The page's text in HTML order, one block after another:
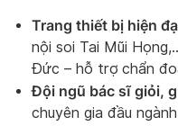
Trang thiết bị hiện
nội soi Tai Mũi
Đức – hỗ trợ chẩn
Đội ngũ bác sĩ giỏi,
chuyên gia đầu